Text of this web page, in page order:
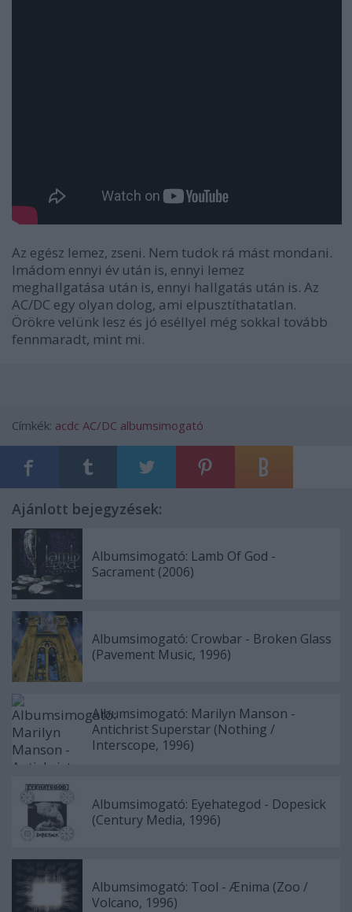
Az egész lemez, zseni. Nem tudok rá mást mondani.
Imádom ennyi év után is, ennyi lemez
meghallgatása után is, ennyi hallgatás után is. Az
AC/DC egy olyan dolog, ami elpusztíthatatlan.
Örökre velünk lesz és jó eséllyel még sokkal tovább
fennmaradt, mint mi.
Címkék: acdc AC/DC albumsimogató
Ajánlott bejegyzések:
Albumsimogató: Lamb Of God -
Sacrament (2006)
Albumsimogató: Crowbar - Broken Glass
(Pavement Music, 1996)
Albumsimogató: Marilyn Manson -
Antichrist Superstar (Nothing /
Interscope, 1996)
Albumsimogató: Eyehategod - Dopesick
(Century Media, 1996)
Albumsimogató: Tool - Ænima (Zoo /
Volcano, 1996)